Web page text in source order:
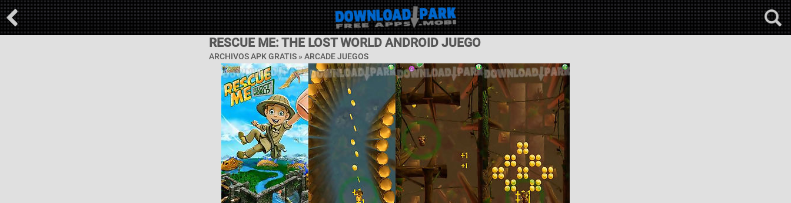
RESCUE ME: THE LOST WORLD ANDROID JUEGO
ARCHIVOS APK GRATIS » ARCADE JUEGOS